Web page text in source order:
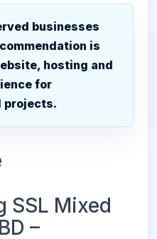
businesses
is
hosting and
for
projects.
SSL Mixed
–